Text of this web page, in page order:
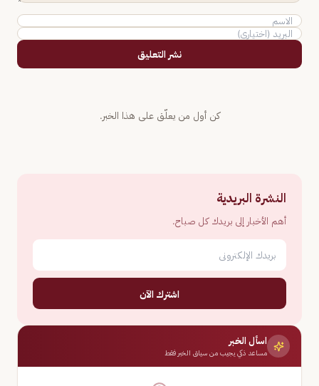
نشر التعليق
كن أول من يعلّق على هذا الخبر.
النشرة البريدية
أهم الأخبار إلى بريدك كل صباح.
اشترك الآن
اسأل الخبر
مساعد ذكي يجيب من سياق الخبر فقط